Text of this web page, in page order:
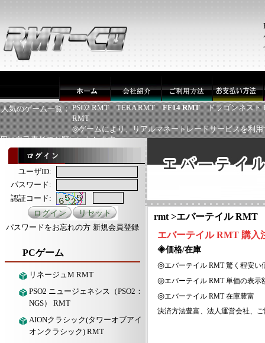
人気のゲーム一覧： PSO2 RMT TERA RMT FF14 RMT
ドラゴンネスト
RMT
◎ゲームにより、リアルマネートレードサービスを利
用は自己責任でお願いいたします
ユーザID:
パスワード:
認証コード:
パスワードをお忘れの方 新規会員登録
PCゲーム
リネージュM RMT
PSO2 ニュージェネシス（PSO2：
NGS） RMT
AIONクラシック(タワーオブアイ
オンクラシック) RMT
rmt >エバーテイル RMT
エバーテイル RMT 購入
◈価格/在庫
◎エバーテイル RMT 驚く程安い
◎エバーテイル RMT 単価の表示
◎エバーテイル RMT 在庫豊富
決済方法豊富、法人運営会社、